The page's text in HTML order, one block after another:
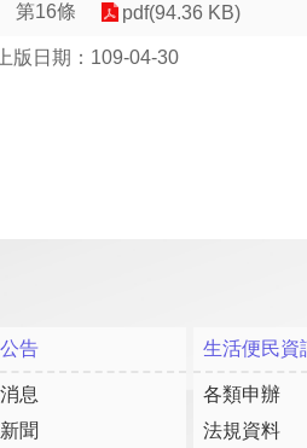
第16條 pdf(94.36 KB)
上版日期：109-04-30
告
息
聞
生活便民資
各類申辦
法規資料